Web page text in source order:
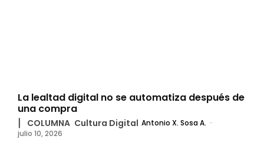
La lealtad digital no se automatiza después de
una compra
▏ COLUMNA Cultura Digital Antonio X. Sosa A. -
julio 10, 2026